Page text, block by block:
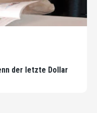
der letzte Dollar